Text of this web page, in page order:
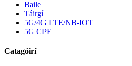
Baile
Táirgí
5G/4G LTE/NB-IOT
5G CPE
Catagóirí